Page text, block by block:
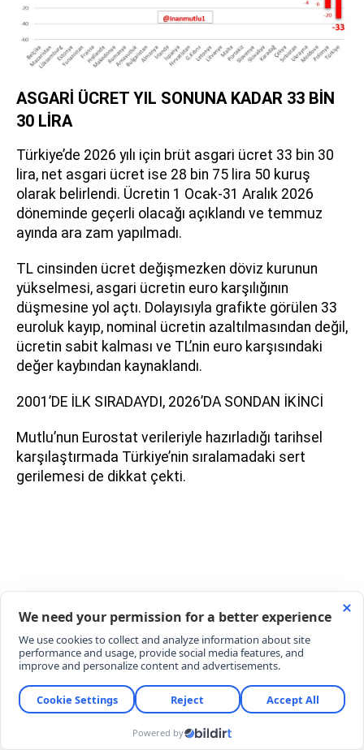
ASGARİ ÜCRET YIL SONUNA KADAR 33 BİN
30 LİRA
Türkiye’de 2026 yılı için brüt asgari ücret 33 bin 30
lira, net asgari ücret ise 28 bin 75 lira 50 kuruş
olarak belirlendi. Ücretin 1 Ocak-31 Aralık 2026
döneminde geçerli olacağı açıklandı ve temmuz
ayında ara zam yapılmadı.
TL cinsinden ücret değişmezken döviz kurunun
yükselmesi, asgari ücretin euro karşılığının
düşmesine yol açtı. Dolayısıyla grafikte görülen 33
euroluk kayıp, nominal ücretin azaltılmasından değil,
ücretin sabit kalması ve TL’nin euro karşısındaki
değer kaybından kaynaklandı.
2001’DE İLK SIRADAYDI, 2026’DA SONDAN İKİNCİ
Mutlu’nun Eurostat verileriyle hazırladığı tarihsel
karşılaştırmada Türkiye’nin sıralamadaki sert
gerilemesi de dikkat çekti.